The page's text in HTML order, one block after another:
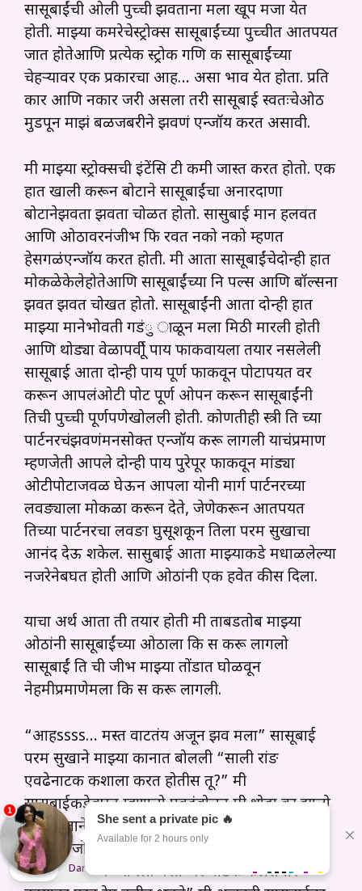
सासूबाईंची ओली पुच्ची झवताना मला खूप मजा येत
होती. माझ्या कमरेचेस्ट्रोक्स सासूबाईंच्या पुच्चीत आतपर्यंत
जात होतेआणि प्रत्येक स्ट्रोक गणि क सासूबाईंच्या
चेहऱ्यावर एक प्रकारचा आह… असा भाव येत होता. प्रति
कार आणि नकार जरी असला तरी सासूबाई स्वतःचेओठ
मुडपून माझं बळजबरीने झवणं एन्जॉय करत असावी.
मी माझ्या स्ट्रोक्सची इंटेंसि टी कमी जास्त करत होतो. एक
हात खाली करून बोटाने सासूबाईंचा अनारदाणा
बोटानेझवता झवता चोळत होतो. सासुबाई मान हलवत
आणि ओठावरनंजीभ फि रवत नको नको म्हणत
हेसगळंएन्जॉय करत होती. मी आता सासूबाईंचेदोन्ही हात
मोकळेकेलेहोतेआणि सासूबाईंच्या नि पल्स आणि बॉल्सना
झवत झवत चोखत होतो. सासूबाईंनी आता दोन्ही हात
माझ्या मानेभोवती गडंु ाळून मला मिठी मारली होती
आणि थोड्या वेळापर्वीू पाय फाकवायला तयार नसलेली
सासूबाई आता दोन्ही पाय पूर्ण फाकवून पोटापर्यंत वर
करून आपलंओटी पोट पूर्ण ओपन करून सासूबाईंनी
तिची पुच्ची पूर्णपणेखोलली होती. कोणतीही स्त्री ति च्या
पार्टनरचंझवणंमनसोक्त एन्जॉय करू लागली याचंप्रमाण
म्हणजेती आपले दोन्ही पाय पुरेपूर फाकवून मांड्या
ओटीपोटाजवळ घेऊन आपला योनी मार्ग पार्टनरच्या
लवङ्याला मोकळा करून देते, जेणेकरून आतपर्यंत
तिच्या पार्टनरचा लवङा घुसूशकून तिला परम सुखाचा
आनंद देऊ शकेल. सासुबाई आता माझ्याकडे मधाळलेल्या
नजरेनेबघत होती आणि ओठांनी एक हवेत कीस दिला.
याचा अर्थ आता ती तयार होती मी ताबडतोब माझ्या
ओठांनी सासूबाईंच्या ओठाला कि स करू लागलो
सासूबाईं ति ची जीभ माझ्या तोंडात घोळवून
नेहमीप्रमाणेमला कि स करू लागली.
“आहssss… मस्त वाटतंय अजून झव मला” सासूबाई
परम सुखाने माझ्या कानात बोलली “साली रांङ
एवढेनाटक कशाला करत होतीस तू?” मी
सासूबाईकडेबघत म्हणालो एवढंबोलून मी थोडा वर झालो
एका हाताने सासूबाईंचा गळा पकडला आणि माझ्या
स्ट्रोकचा जोर आणि स्पीड वाढवत म्हणालो “साली
मादरचोत झवुन घ्यायला परत जर नाटक केलंस तर
Light Dark